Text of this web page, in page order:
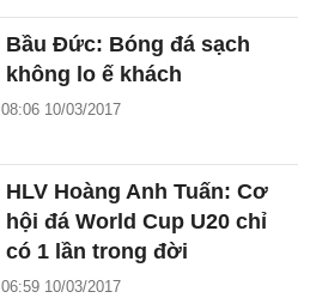
Bầu Đức: Bóng đá sạch
không lo ế khách
08:06 10/03/2017
HLV Hoàng Anh Tuấn: Cơ
hội đá World Cup U20 chỉ
có 1 lần trong đời
06:59 10/03/2017